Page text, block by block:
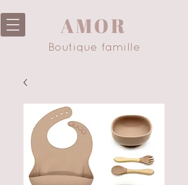
AMOR
Boutique famille